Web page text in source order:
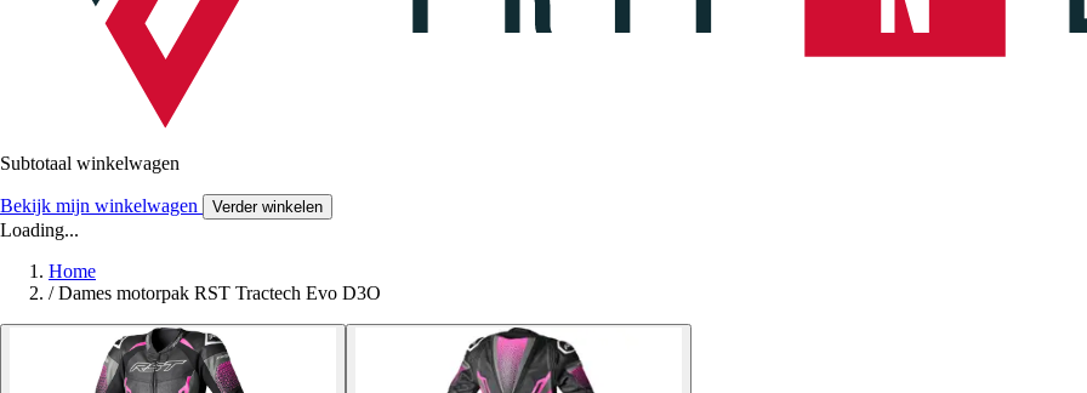
Subtotaal winkelwagen
Bekijk mijn winkelwagen Verder winkelen
Loading...
Home
/ Dames motorpak RST Tractech Evo D3O